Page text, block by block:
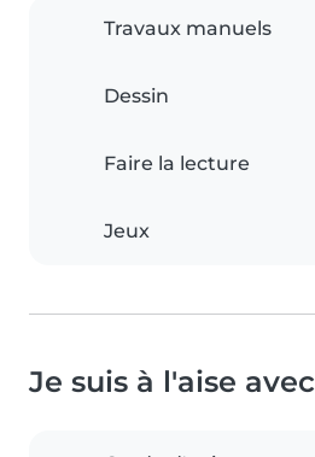
Travaux manuels
Dessin
Faire la lecture
Jeux
Je suis à l'aise avec